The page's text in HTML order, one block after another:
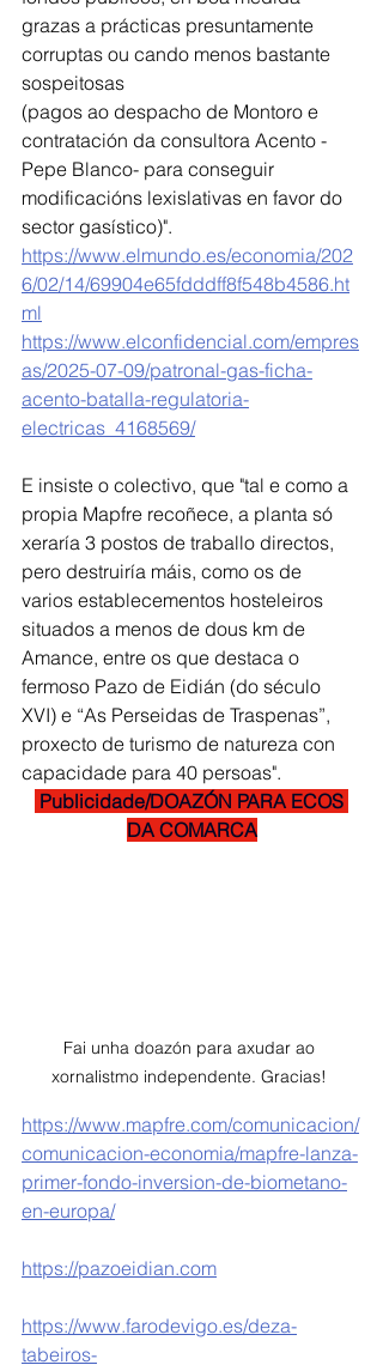
grazas a prácticas presuntamente
corruptas ou cando menos bastante
sospeitosas
(pagos ao despacho de Montoro e
contratación da consultora Acento -
Pepe Blanco- para conseguir
modificacións lexislativas en favor do
sector gasístico)".
https://www.elmundo.es/economia/202
6/02/14/69904e65fdddff8f548b4586.ht
ml
https://www.elconfidencial.com/empres
as/2025-07-09/patronal-gas-ficha-
acento-batalla-regulatoria-
electricas_4168569/
E insiste o colectivo, que "tal e como a
propia Mapfre recoñece, a planta só
xeraría 3 postos de traballo directos,
pero destruiría máis, como os de
varios establecementos hosteleiros
situados a menos de dous km de
Amance, entre os que destaca o
fermoso Pazo de Eidián (do século
XVI) e “As Perseidas de Traspenas”,
proxecto de turismo de natureza con
capacidade para 40 persoas".
Publicidade/DOAZÓN PARA ECOS
DA COMARCA
Fai unha doazón para axudar ao
xornalistmo independente. Gracias!
https://www.mapfre.com/comunicacion/
comunicacion-economia/mapfre-lanza-
primer-fondo-inversion-de-biometano-
en-europa/
https://pazoeidian.com
https://www.farodevigo.es/deza-
tabeiros-